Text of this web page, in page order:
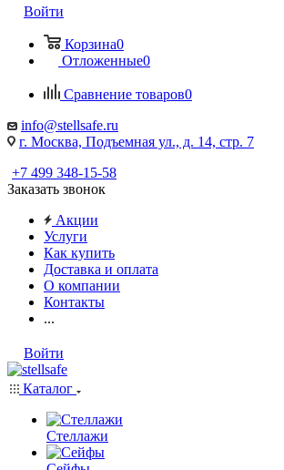
Войти
Корзина0
Отложенные0
Сравнение товаров0
info@stellsafe.ru
г. Москва, Подъемная ул., д. 14, стр. 7
+7 499 348-15-58
Заказать звонок
Акции
Услуги
Как купить
Доставка и оплата
О компании
Контакты
...
Войти
Каталог
Стеллажи